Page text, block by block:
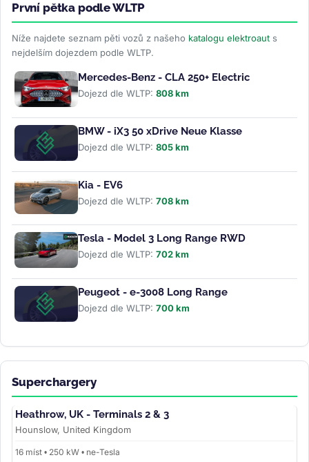
První pětka podle WLTP
Níže najdete seznam pěti vozů z našeho katalogu elektroaut s
nejdelším dojezdem podle WLTP.
Mercedes-Benz - CLA 250+ Electric
Dojezd dle WLTP: 808 km
BMW - iX3 50 xDrive Neue Klasse
Dojezd dle WLTP: 805 km
Kia - EV6
Dojezd dle WLTP: 708 km
Tesla - Model 3 Long Range RWD
Dojezd dle WLTP: 702 km
Peugeot - e-3008 Long Range
Dojezd dle WLTP: 700 km
Superchargery
Heathrow, UK - Terminals 2 & 3
Hounslow, United Kingdom
16 míst • 250 kW • ne-Tesla